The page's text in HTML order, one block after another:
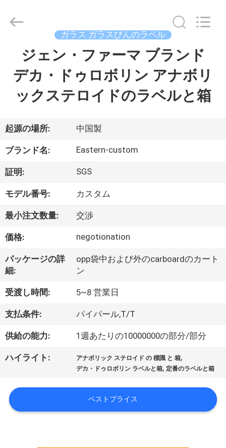
ダ
ク
ト
私
に
つ
い
て
工
場
行
2017
ガラス ガラスびんのラベル
ジェン・ファーマ ブランド
デカ・ドゥロボリン アナボリ
ックステロイドのラベルと箱
起源の場所: 中国製
ブランド名: Eastern-custom
証明: SGS
モデル番号: カスタム
最小注文数量: 交渉
価格: negotionation
パッケージの詳
細:
opp袋中および外のcarboardのカート
ン
受渡し時間: 5~8 営業日
支払条件: パイパール,T/T
供給の能力: 1週あたりの10000000の部分/部分
ハイライト: アナボリック ステロイド の 標識 と 箱,
デカ・ドゥロボリン ラベルと箱, 定番のラベルと箱
ベストプライス